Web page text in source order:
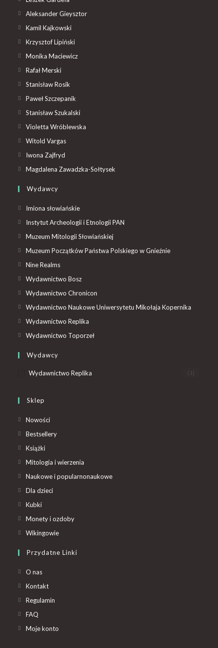
Aleksander Gieysztor
Kamil Kajkowski
Krzysztof Lipiński
Monika Maciewicz
Rafał Merski
Stanisław Rosik
Paweł Szczepanik
Stanisław Szukalski
Violetta Wróblewska
Witold Vargas
Iwona Zajfryd
Magdalena Zawadzka-Sołtysek
Wydawcy
Imiona słowiańskie
Instytut Archeologii i Etnologii PAN
Muzeum Mitologii Słowiańskiej
Muzeum Początków Państwa Polskiego w Gnieźnie
Nine Realms
Wydawnictwo Bosz
Wydawnictwo Chronicon
Wydawnictwo Naukowe Uniwersytetu Mikołaja Kopernika
Wydawnictwo Replika
Wydawnictwo Toporzeł
Wydawcy
Wydawnictwo Replika (1)
Sklep
Nowości
Bestsellery
Książki
Mitologia i wierzenia
Naukowe i popularnonaukowe
Dla dzieci
Kubki
Monety i ozdoby
Wikingowie
Przydatne Linki
O nas
Kontakt
Regulamin
FAQ
Moje konto